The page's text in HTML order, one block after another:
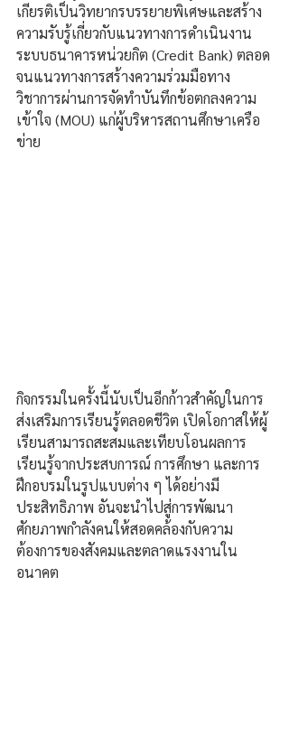
เกียรติเป็นวิทยากรบรรยายพิเศษและสร้าง
ความรับรู้เกี่ยวกับแนวทางการดำเนินงาน
ระบบธนาคารหน่วยกิต (Credit Bank) ตลอด
จนแนวทางการสร้างความร่วมมือทาง
วิชาการผ่านการจัดทำบันทึกข้อตกลงความ
เข้าใจ (MOU) แก่ผู้บริหารสถานศึกษาเครือ
ข่าย
กิจกรรมในครั้งนี้นับเป็นอีกก้าวสำคัญในการ
ส่งเสริมการเรียนรู้ตลอดชีวิต เปิดโอกาสให้ผู้
เรียนสามารถสะสมและเทียบโอนผลการ
เรียนรู้จากประสบการณ์ การศึกษา และการ
ฝึกอบรมในรูปแบบต่าง ๆ ได้อย่างมี
ประสิทธิภาพ อันจะนำไปสู่การพัฒนา
ศักยภาพกำลังคนให้สอดคล้องกับความ
ต้องการของสังคมและตลาดแรงงานใน
อนาคต